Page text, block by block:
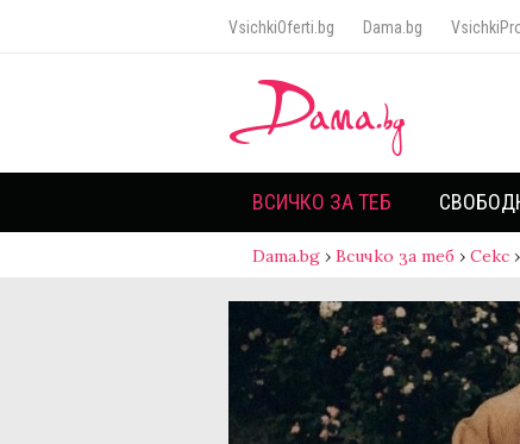
VsichkiOferti.bg Dama.bg
ВСИЧКО ЗА ТЕБ
Dama.bg › Всичко за теб › Секс ›